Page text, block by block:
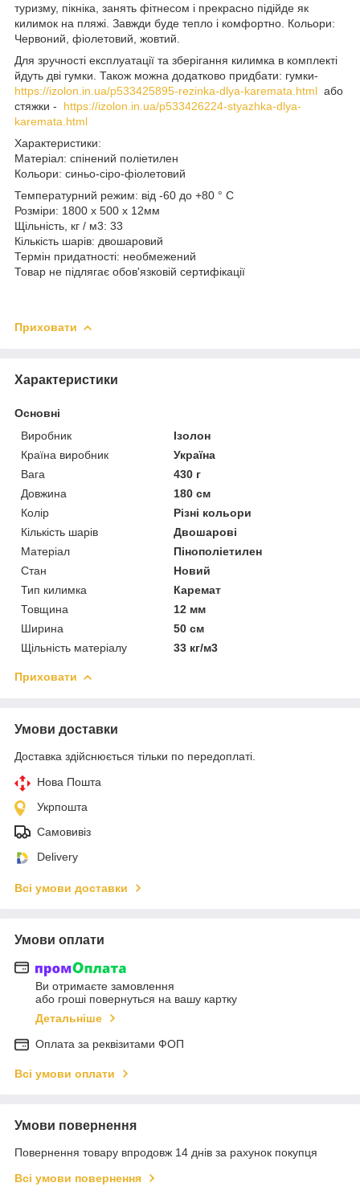
туризму, пікніка, занять фітнесом і прекрасно підійде як
килимок на пляжі. Завжди буде тепло і комфортно. Кольори:
Червоний, фіолетовий, жовтий.
Для зручності експлуатації та зберігання килимка в комплекті
йдуть дві гумки. Також можна додатково придбати: гумки-
https://izolon.in.ua/p533425895-rezinka-dlya-karemata.html або
стяжки -
https://izolon.in.ua/p533426224-styazhka-dlya-
karemata.html
Характеристики:
Матеріал: спінений поліетилен
Кольори: синьо-сіро-фіолетовий
Температурний режим: від -60 до +80 ° С
Розміри: 1800 х 500 х 12мм
Щільність, кг / м3: 33
Кількість шарів: двошаровий
Термін придатності: необмежений
Товар не підлягає обов'язковій сертифікації
Приховати
Характеристики
Основні
Виробник
Ізолон
Країна виробник
Україна
Вага
430 г
Довжина
180 см
Колір
Різні кольори
Кількість шарів
Двошарові
Матеріал
Пінополіетилен
Стан
Новий
Тип килимка
Каремат
Товщина
12 мм
Ширина
50 см
Щільність матеріалу
33 кг/м3
Приховати
Умови доставки
Доставка здійснюється тільки по передоплаті.
Нова Пошта
Укрпошта
Самовивіз
Delivery
Всі умови доставки
Умови оплати
Ви отримаєте замовлення
або гроші повернуться на вашу картку
Детальніше
Оплата за реквізитами ФОП
Всі умови оплати
Умови повернення
Повернення товару впродовж 14 днів за рахунок покупця
Всі умови повернення